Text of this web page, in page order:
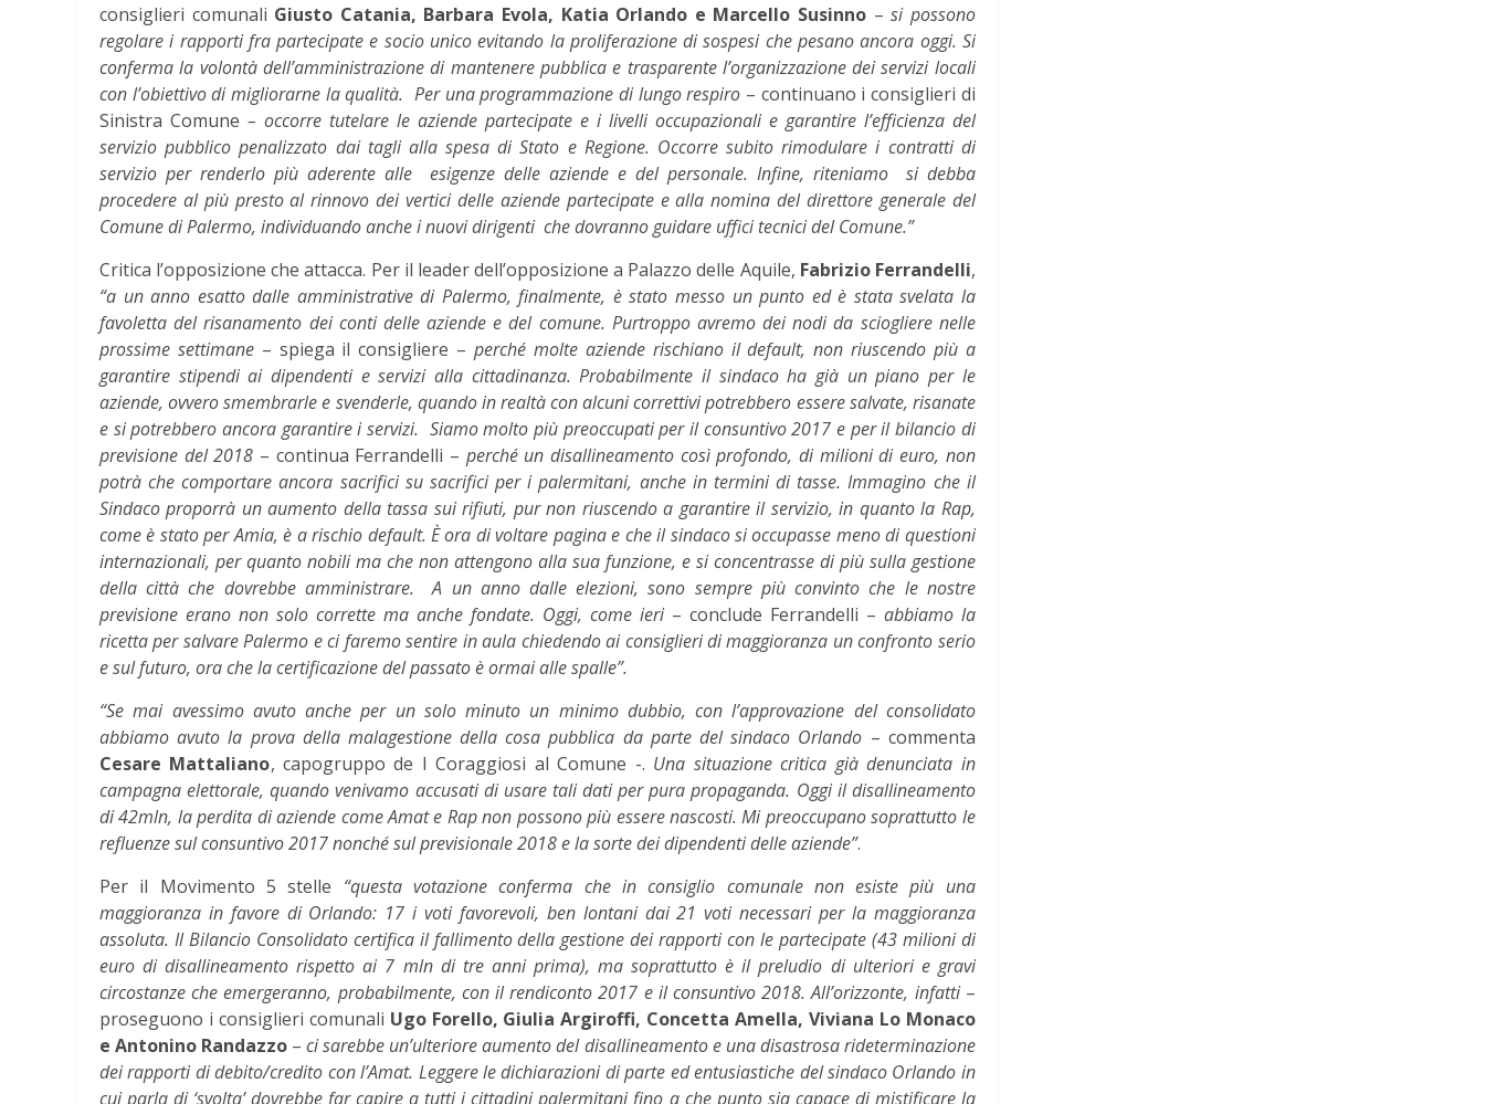
consiglieri comunali Giusto Catania, Barbara Evola, Katia Orlando e Marcello Susinno –si possono
regolare i rapporti fra partecipate e socio unico evitando la proliferazione di sospesi che pesano ancora oggi. Si
conferma la volontà dell’amministrazione di mantenere pubblica e trasparente l’organizzazione dei servizi locali
con l’obiettivo di migliorarne la qualità. Per una programmazione di lungo respiro – continuano i consiglieri di
Sinistra Comune – occorre tutelare le aziende partecipate e i livelli occupazionali e garantire l’efficienza del
servizio pubblico penalizzato dai tagli alla spesa di Stato e Regione. Occorre subito rimodulare i contratti di
servizio per renderlo più aderente alle esigenze delle aziende e del personale. Infine, riteniamo si debba
procedere al più presto al rinnovo dei vertici delle aziende partecipate e alla nomina del direttore generale del
Comune di Palermo, individuando anche i nuovi dirigenti che dovranno guidare uffici tecnici del Comune.”
Critica l’opposizione che attacca. Per il leader dell’opposizione a Palazzo delle Aquile, Fabrizio Ferrandelli,
“a un anno esatto dalle amministrative di Palermo, finalmente, è stato messo un punto ed è stata svelata la
favoletta del risanamento dei conti delle aziende e del comune. Purtroppo avremo dei nodi da sciogliere nelle
prossime settimane– spiega il consigliere –perché molte aziende rischiano il default, non riuscendo più a
garantire stipendi ai dipendenti e servizi alla cittadinanza. Probabilmente il sindaco ha già un piano per le
aziende, ovvero smembrarle e svenderle, quando in realtà con alcuni correttivi potrebbero essere salvate, risanate
e si potrebbero ancora garantire i servizi. Siamo molto più preoccupati per il consuntivo 2017 e per il bilancio di
previsione del 2018 – continua Ferrandelli – perché un disallineamento così profondo, di milioni di euro, non
potrà che comportare ancora sacrifici su sacrifici per i palermitani, anche in termini di tasse. Immagino che il
Sindaco proporrà un aumento della tassa sui rifiuti, pur non riuscendo a garantire il servizio, in quanto la Rap,
come è stato per Amia, è a rischio default. È ora di voltare pagina e che il sindaco si occupasse meno di questioni
internazionali, per quanto nobili ma che non attengono alla sua funzione, e si concentrasse di più sulla gestione
della città che dovrebbe amministrare. A un anno dalle elezioni, sono sempre più convinto che le nostre
previsione erano non solo corrette ma anche fondate. Oggi, come ieri– conclude Ferrandelli – abbiamo la
ricetta per salvare Palermo e ci faremo sentire in aula chiedendo ai consiglieri di maggioranza un confronto serio
e sul futuro, ora che la certificazione del passato è ormai alle spalle”.
“Se mai avessimo avuto anche per un solo minuto un minimo dubbio, con l’approvazione del consolidato
abbiamo avuto la prova della malagestione della cosa pubblica da parte del sindaco Orlando – commenta
Cesare Mattaliano, capogruppo de I Coraggiosi al Comune -. Una situazione critica già denunciata in
campagna elettorale, quando venivamo accusati di usare tali dati per pura propaganda. Oggi il disallineamento
di 42mln, la perdita di aziende come Amat e Rap non possono più essere nascosti. Mi preoccupano soprattutto le
refluenze sul consuntivo 2017 nonché sul previsionale 2018 e la sorte dei dipendenti delle aziende”.
Per il Movimento 5 stelle “questa votazione conferma che in consiglio comunale non esiste più una
maggioranza in favore di Orlando: 17 i voti favorevoli, ben lontani dai 21 voti necessari per la maggioranza
assoluta. Il Bilancio Consolidato certifica il fallimento della gestione dei rapporti con le partecipate (43 milioni di
euro di disallineamento rispetto ai 7 mln di tre anni prima), ma soprattutto è il preludio di ulteriori e gravi
circostanze che emergeranno, probabilmente, con il rendiconto 2017 e il consuntivo 2018. All’orizzonte, infatti–
proseguono i consiglieri comunali Ugo Forello, Giulia Argiroffi, Concetta Amella, Viviana Lo Monaco
e Antonino Randazzo –ci sarebbe un’ulteriore aumento del disallineamento e una disastrosa rideterminazione
dei rapporti di debito/credito con l’Amat. Leggere le dichiarazioni di parte ed entusiastiche del sindaco Orlando in
cui parla di ‘svolta’ dovrebbe far capire a tutti i cittadini palermitani fino a che punto sia capace di mistificare la